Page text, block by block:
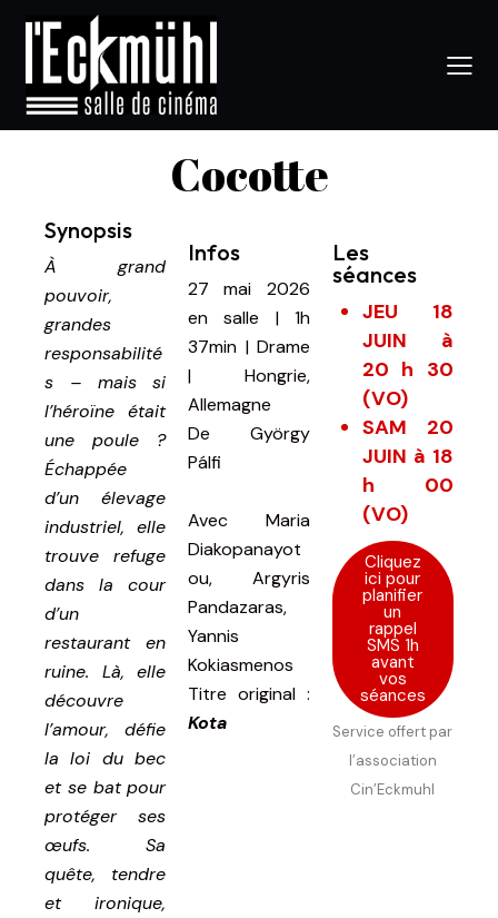
Cocotte
Synopsis
À grand
pouvoir,
grandes
responsabilité
s – mais si
l’héroïne était
une poule ?
Échappée
d’un élevage
industriel, elle
trouve refuge
dans la cour
d’un
restaurant en
ruine. Là, elle
découvre
l’amour, défie
la loi du bec
et se bat pour
protéger ses
œufs. Sa
quête, tendre
et ironique,
Infos
27 mai 2026
en salle |1h
37min |Drame
| Hongrie,
Allemagne
De György
Pálfi
Avec Maria
Diakopanayot
ou, Argyris
Pandazaras,
Yannis
Kokiasmenos
Titre original :
Kota
Les
séances
JEU 18
JUIN à
20 h 30
(VO)
SAM 20
JUIN à 18
h 00
(VO)
Cliquez
ici pour
planifier
un
rappel
SMS 1h
avant
vos
séances
Service offert par
l’association
Cin’Eckmuhl